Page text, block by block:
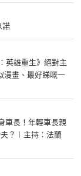
諾
英雄重生》絕對主
漫畫、最好睇嘅一
車長！年輕車長親
？︱主持：法蘭